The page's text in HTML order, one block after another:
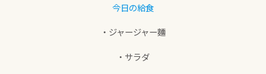
今日の給食
・ジャージャー麵
・サラダ